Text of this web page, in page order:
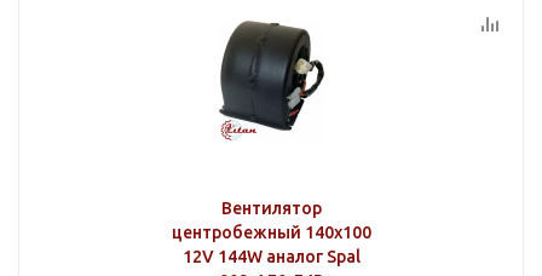
Вентилятор
центробежный 140х100
12V 144W аналог Spal